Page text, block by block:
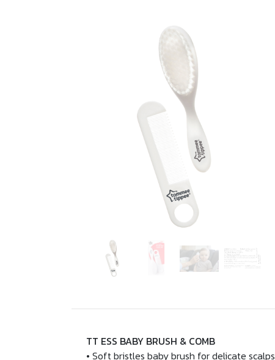
TT ESS BABY BRUSH & COMB
• Soft bristles baby brush for delicate scalps